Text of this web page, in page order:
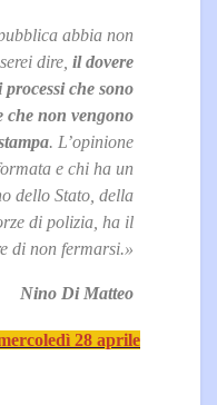
abbia non
dire, il dovere
che sono
che non vengono
. L’opinione
e chi ha un
dello Stato, della
di polizia, ha il
di non fermarsi.»
Nino Di Matteo
28 aprile